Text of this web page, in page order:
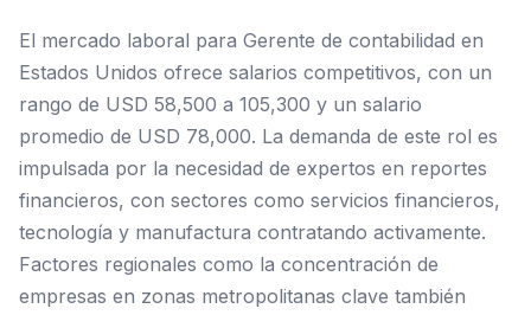
El mercado laboral para Gerente de contabilidad en
Estados Unidos ofrece salarios competitivos, con un
rango de USD 58,500 a 105,300 y un salario
promedio de USD 78,000. La demanda de este rol es
impulsada por la necesidad de expertos en reportes
financieros, con sectores como servicios financieros,
tecnología y manufactura contratando activamente.
Factores regionales como la concentración de
empresas en zonas metropolitanas clave también